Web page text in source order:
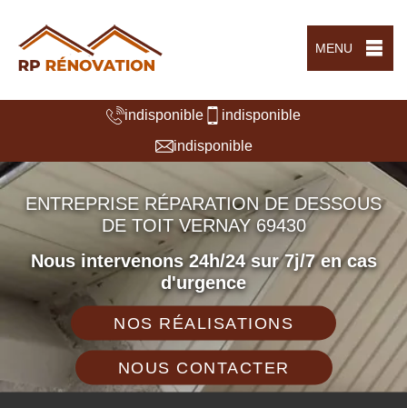
MENU
indisponible
indisponible
indisponible
ENTREPRISE RÉPARATION DE DESSOUS
DE TOIT VERNAY 69430
Nous intervenons 24h/24 sur 7j/7 en cas
d'urgence
NOS RÉALISATIONS
NOUS CONTACTER